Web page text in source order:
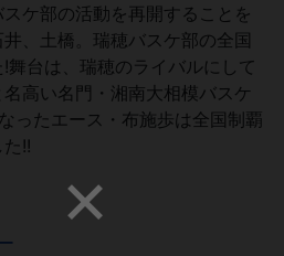
ケ部の活動を再開することを
、土橋。瑞穂バスケ部の全国
舞台は、瑞穂のライバルにして
高い名門・湘南大相模バスケ
ったエース・布施歩は全国制覇
!!